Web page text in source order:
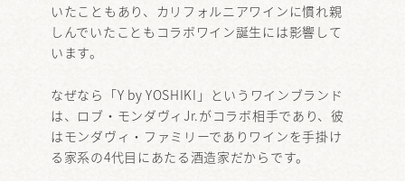
いたこともあり、カリフォルニアワインに慣れ親
しんでいたこともコラボワイン誕生には影響して
います。
なぜなら「Y by YOSHIKI」というワインブランド
は、ロブ・モンダヴィJr.がコラボ相手であり、彼
はモンダヴィ・ファミリーでありワインを手掛け
る家系の4代目にあたる酒造家だからです。